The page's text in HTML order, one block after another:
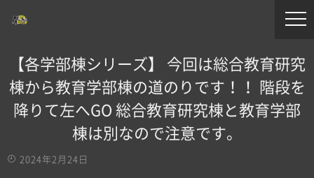
【各学部棟シリーズ】 今回は総合教育研究
棟から教育学部棟の道のりです！！ 階段を
降りて左へGO 総合教育研究棟と教育学部
棟は別なので注意です。
2024年2月24日